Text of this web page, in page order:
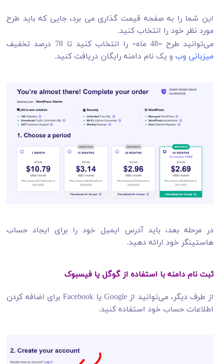
این شما را به صفحه قیمت گذاری می برد، جایی که باید طرح
مورد نظر خود را انتخاب کنید.
می‌توانید طرح «48 ماه» را انتخاب کنید تا 78 درصد تخفیف
میزبانی وب و یک نام دامنه رایگان دریافت کنید.
در مرحله بعد، باید آدرس ایمیل خود را برای ایجاد حساب
هاستینگر خود ارائه دهید.
ثبت نام دامنه با استفاده از گوگل یا فیسبوک
از طرف دیگر، می‌توانید از Google یا Facebook برای اضافه کردن
اطلاعات حساب خود استفاده کنید.